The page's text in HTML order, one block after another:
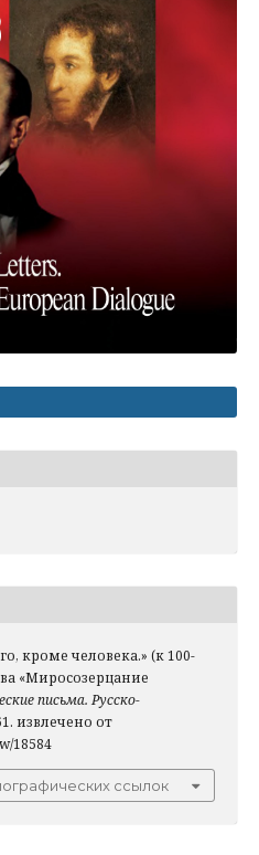
кроме человека.» (к 100-
«Миросозерцание
письма. Русско-
извлечено от
18584
ссылок